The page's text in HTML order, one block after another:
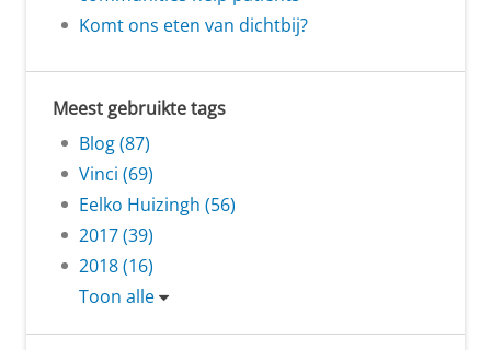
Komt ons eten van dichtbij?
Meest gebruikte tags
Blog (87)
Vinci (69)
Eelko Huizingh (56)
2017 (39)
2018 (16)
Toon alle